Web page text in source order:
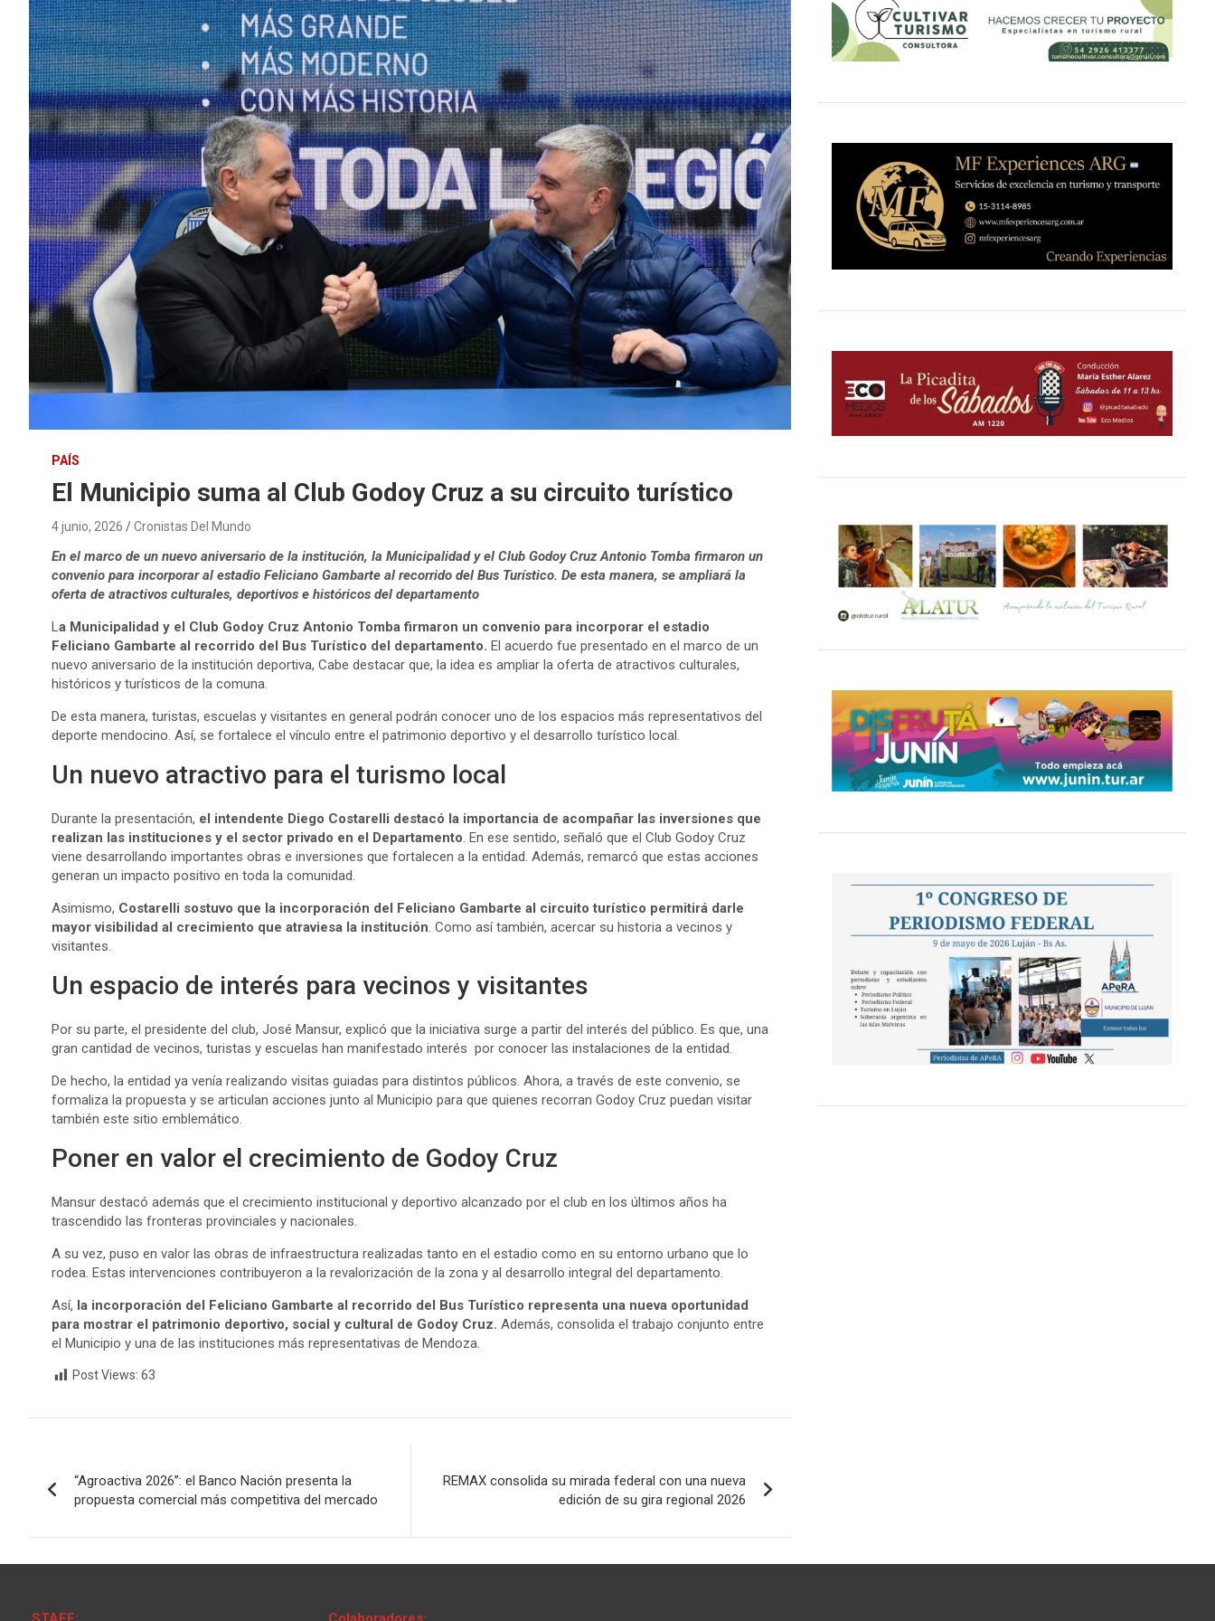
PAÍS
El Municipio suma al Club Godoy Cruz a su circuito turístico
4 junio, 2026 Cronistas Del Mundo
En el marco de un nuevo aniversario de la institución, la Municipalidad y el Club Godoy Cruz Antonio Tomba firmaron un
convenio para incorporar al estadio Feliciano Gambarte al recorrido del Bus Turístico. De esta manera, se ampliará la
oferta de atractivos culturales, deportivos e históricos del departamento
La Municipalidad y el Club Godoy Cruz Antonio Tomba firmaron un convenio para incorporar el estadio
Feliciano Gambarte al recorrido del Bus Turístico del departamento. El acuerdo fue presentado en el marco de un
nuevo aniversario de la institución deportiva, Cabe destacar que, la idea es ampliar la oferta de atractivos culturales,
históricos y turísticos de la comuna.
De esta manera, turistas, escuelas y visitantes en general podrán conocer uno de los espacios más representativos del
deporte mendocino. Así, se fortalece el vínculo entre el patrimonio deportivo y el desarrollo turístico local.
Un nuevo atractivo para el turismo local
Durante la presentación, el intendente Diego Costarelli destacó la importancia de acompañar las inversiones que
realizan las instituciones y el sector privado en el Departamento. En ese sentido, señaló que el Club Godoy Cruz
viene desarrollando importantes obras e inversiones que fortalecen a la entidad. Además, remarcó que estas acciones
generan un impacto positivo en toda la comunidad.
Asimismo, Costarelli sostuvo que la incorporación del Feliciano Gambarte al circuito turístico permitirá darle
mayor visibilidad al crecimiento que atraviesa la institución. Como así también, acercar su historia a vecinos y
visitantes.
Un espacio de interés para vecinos y visitantes
Por su parte, el presidente del club, José Mansur, explicó que la iniciativa surge a partir del interés del público. Es que, una
gran cantidad de vecinos, turistas y escuelas han manifestado interés por conocer las instalaciones de la entidad.
De hecho, la entidad ya venía realizando visitas guiadas para distintos públicos. Ahora, a través de este convenio, se
formaliza la propuesta y se articulan acciones junto al Municipio para que quienes recorran Godoy Cruz puedan visitar
también este sitio emblemático.
Poner en valor el crecimiento de Godoy Cruz
Mansur destacó además que el crecimiento institucional y deportivo alcanzado por el club en los últimos años ha
trascendido las fronteras provinciales y nacionales.
A su vez, puso en valor las obras de infraestructura realizadas tanto en el estadio como en su entorno urbano que lo
rodea. Estas intervenciones contribuyeron a la revalorización de la zona y al desarrollo integral del departamento.
Así, la incorporación del Feliciano Gambarte al recorrido del Bus Turístico representa una nueva oportunidad
para mostrar el patrimonio deportivo, social y cultural de Godoy Cruz. Además, consolida el trabajo conjunto entre
el Municipio y una de las instituciones más representativas de Mendoza.
Post Views: 63
de
entradas
“Agroactiva 2026”: el Banco Nación presenta la
propuesta comercial más competitiva del mercado
REMAX consolida su mirada federal con una nueva
edición de su gira regional 2026